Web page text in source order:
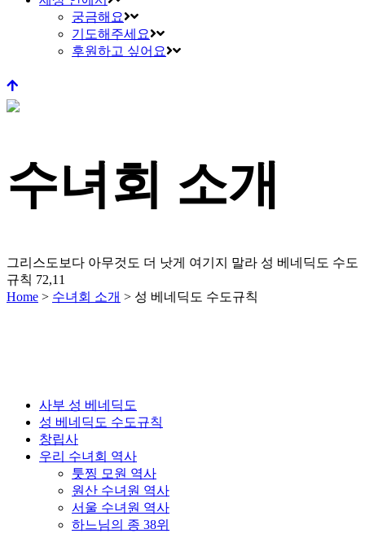
궁금해요
기도해주세요
후원하고 싶어요
수녀회 소개
그리스도보다 아무것도 더 낫게 여기지 말라 성 베네딕도 수도
규칙 72,11
Home > 수녀회 소개 > 성 베네딕도 수도규칙
사부 성 베네딕도
성 베네딕도 수도규칙
창립사
우리 수녀회 역사
툿찡 모원 역사
원산 수녀원 역사
서울 수녀원 역사
하느님의 종 38위